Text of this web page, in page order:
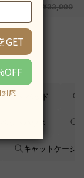
¥33,990
ペット ベッド
ペットハウス
キャットケージ